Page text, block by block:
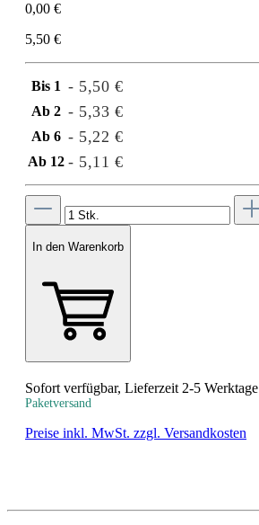
0,00 €
5,50 €
Bis 1 - 5,50 €
Ab 2 - 5,33 €
Ab 6 - 5,22 €
Ab 12 - 5,11 €
In den Warenkorb
Sofort verfügbar, Lieferzeit 2-5 Werktage
Paketversand
Preise inkl. MwSt. zzgl. Versandkosten